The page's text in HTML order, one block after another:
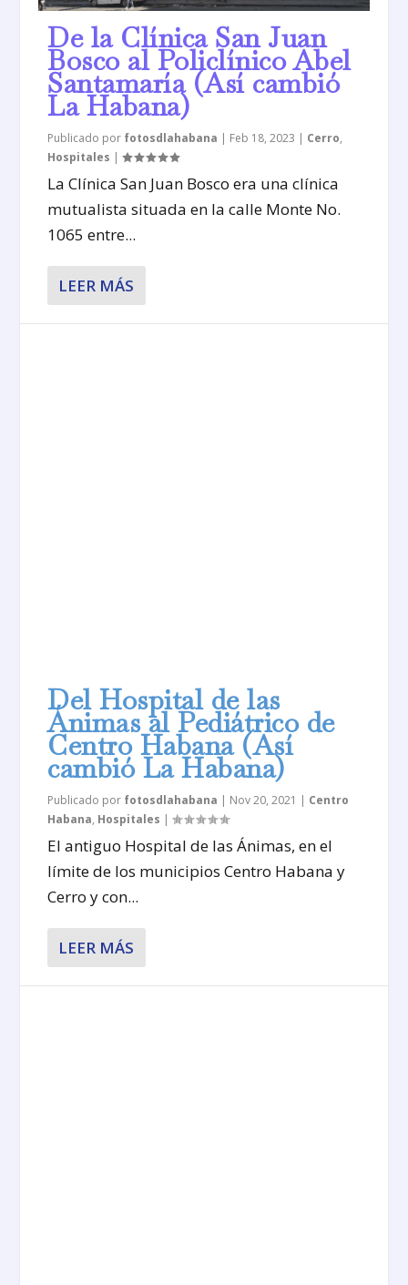
De la Clínica San Juan
Bosco al Policlínico Abel
Santamaría (Así cambió
La Habana)
Publicado por fotosdlahabana | Feb 18, 2023 | Cerro,
Hospitales |
La Clínica San Juan Bosco era una clínica
mutualista situada en la calle Monte No.
1065 entre...
LEER MÁS
Del Hospital de las
Ánimas al Pediátrico de
Centro Habana (Así
cambió La Habana)
Publicado por fotosdlahabana | Nov 20, 2021 | Centro
Habana, Hospitales |
El antiguo Hospital de las Ánimas, en el
límite de los municipios Centro Habana y
Cerro y con...
LEER MÁS